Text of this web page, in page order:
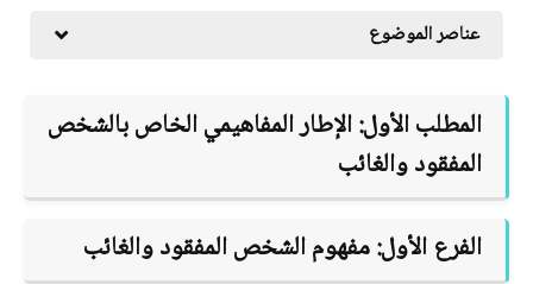
عناصر الموضوع
المطلب الأول: الإطار المفاهيمي الخاص بالشخص
المفقود والغائب
الفرع الأول: مفهوم الشخص المفقود والغائب